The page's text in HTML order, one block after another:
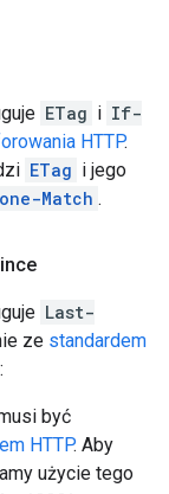
ETag i If-
HTTP.
ETag i jego
Match .
Last-
ze standardem
być
HTTP. Aby
użycie tego